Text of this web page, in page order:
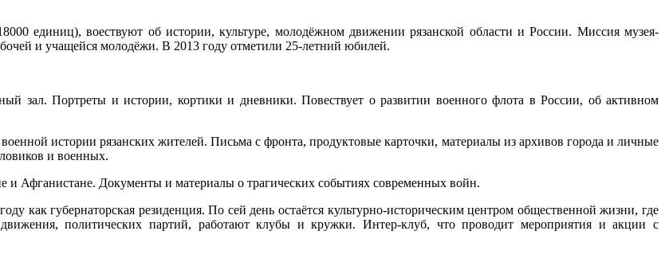
единиц), воествуют об истории, культуре, молодёжном движении рязанской области и России. Миссия музея-
и учащейся молодёжи. В 2013 году отметили 25-летний юбилей.
зал. Портреты и истории, кортики и дневники. Повествует о развитии военного флота в России, об активном
истории рязанских жителей. Письма с фронта, продуктовые карточки, материалы из архивов города и личные
и военных.
Афганистане. Документы и материалы о трагических событиях современных войн.
как губернаторская резиденция. По сей день остаётся культурно-историческим центром общественной жизни, где
политических партий, работают клубы и кружки. Интер-клуб, что проводит мероприятия и акции с